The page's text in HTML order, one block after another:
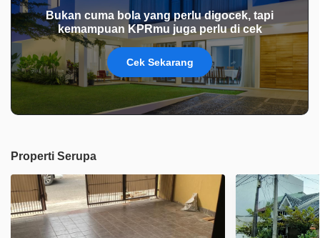
Bukan cuma bola yang perlu digocek, tapi
kemampuan KPRmu juga perlu di cek
Cek Sekarang
Properti Serupa